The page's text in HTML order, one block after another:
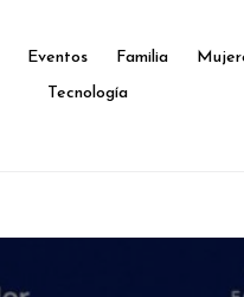
Eventos Familia
Tecnología